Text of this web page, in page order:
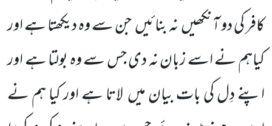
کافر کی دو آنکھیںنہ بنائیںجن سے وہ دیکھتا ہے اور
کیاہم نے اسے زبان نہ دی جس سے وہ بولتا ہے اور
اپنے دِل کی بات بیان میںلاتا ہے اور کیا ہم نے